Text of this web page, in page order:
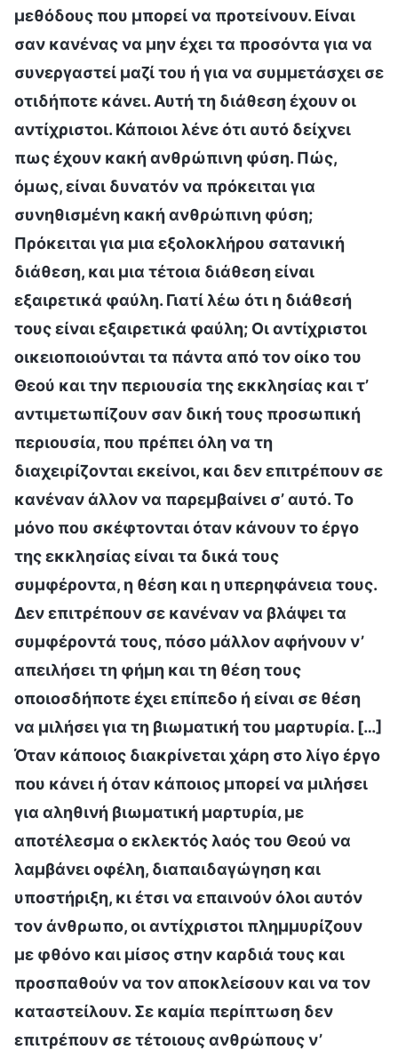
μεθόδους που μπορεί να προτείνουν. Είναι
σαν κανένας να μην έχει τα προσόντα για να
συνεργαστεί μαζί του ή για να συμμετάσχει σε
οτιδήποτε κάνει. Αυτή τη διάθεση έχουν οι
αντίχριστοι. Κάποιοι λένε ότι αυτό δείχνει
πως έχουν κακή ανθρώπινη φύση. Πώς,
όμως, είναι δυνατόν να πρόκειται για
συνηθισμένη κακή ανθρώπινη φύση;
Πρόκειται για μια εξολοκλήρου σατανική
διάθεση, και μια τέτοια διάθεση είναι
εξαιρετικά φαύλη. Γιατί λέω ότι η διάθεσή
τους είναι εξαιρετικά φαύλη; Οι αντίχριστοι
οικειοποιούνται τα πάντα από τον οίκο του
Θεού και την περιουσία της εκκλησίας και τ’
αντιμετωπίζουν σαν δική τους προσωπική
περιουσία, που πρέπει όλη να τη
διαχειρίζονται εκείνοι, και δεν επιτρέπουν σε
κανέναν άλλον να παρεμβαίνει σ’ αυτό. Το
μόνο που σκέφτονται όταν κάνουν το έργο
της εκκλησίας είναι τα δικά τους
συμφέροντα, η θέση και η υπερηφάνεια τους.
Δεν επιτρέπουν σε κανέναν να βλάψει τα
συμφέροντά τους, πόσο μάλλον αφήνουν ν’
απειλήσει τη φήμη και τη θέση τους
οποιοσδήποτε έχει επίπεδο ή είναι σε θέση
να μιλήσει για τη βιωματική του μαρτυρία. […]
Όταν κάποιος διακρίνεται χάρη στο λίγο έργο
που κάνει ή όταν κάποιος μπορεί να μιλήσει
για αληθινή βιωματική μαρτυρία, με
αποτέλεσμα ο εκλεκτός λαός του Θεού να
λαμβάνει οφέλη, διαπαιδαγώγηση και
υποστήριξη, κι έτσι να επαινούν όλοι αυτόν
τον άνθρωπο, οι αντίχριστοι πλημμυρίζουν
με φθόνο και μίσος στην καρδιά τους και
προσπαθούν να τον αποκλείσουν και να τον
καταστείλουν. Σε καμία περίπτωση δεν
επιτρέπουν σε τέτοιους ανθρώπους ν’